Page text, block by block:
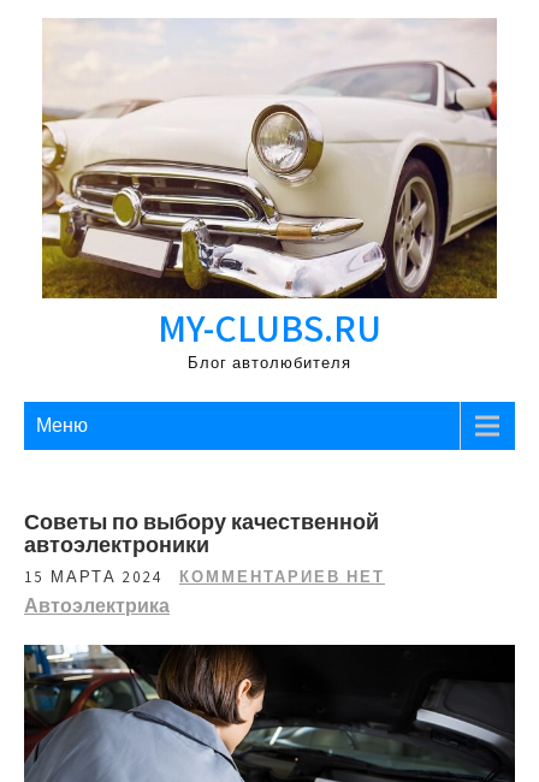
Перейти
MY-CLUBS.RU
Блог автолюбителя
Меню
Советы по выбору качественной
автоэлектроники
15 МАРТА 2024 КОММЕНТАРИЕВ НЕТ
Автоэлектрика